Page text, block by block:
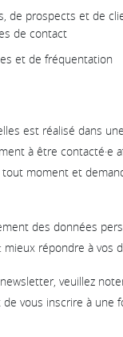
de prospects et de
de contact
et de fréquentation
est réalisé dans
à être contacté·e
moment et
des données
répondre à vos
veuillez
vous inscrire à une